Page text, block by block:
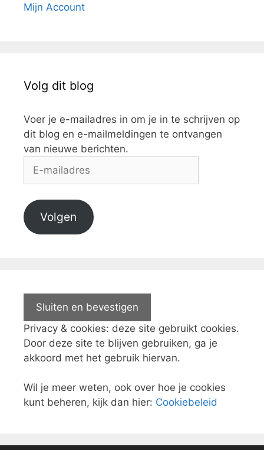
Mijn Account
Volg dit blog
Voer je e-mailadres in om je in te schrijven op
dit blog en e-mailmeldingen te ontvangen
van nieuwe berichten.
Volgen
Privacy & cookies: deze site gebruikt cookies.
Door deze site te blijven gebruiken, ga je
akkoord met het gebruik hiervan.
Wil je meer weten, ook over hoe je cookies
kunt beheren, kijk dan hier: Cookiebeleid